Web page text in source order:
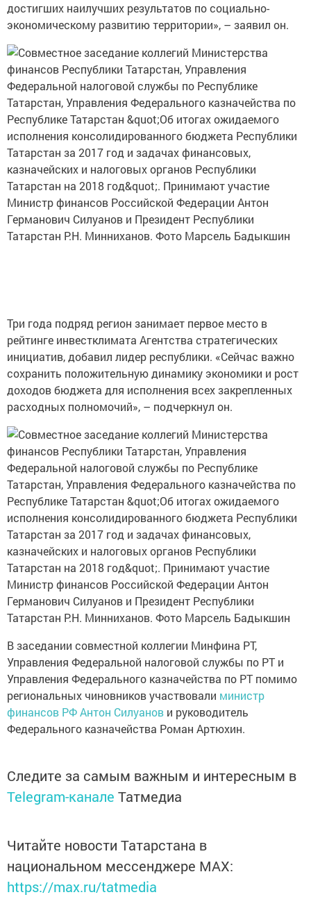
достигших наилучших результатов по социально-
экономическому развитию территории», – заявил он.
Три года подряд регион занимает первое место в
рейтинге инвестклимата Агентства стратегических
инициатив, добавил лидер республики. «Сейчас важно
сохранить положительную динамику экономики и рост
доходов бюджета для исполнения всех закрепленных
расходных полномочий», – подчеркнул он.
В заседании совместной коллегии Минфина РТ,
Управления Федеральной налоговой службы по РТ и
Управления Федерального казначейства по РТ помимо
региональных чиновников участвовали министр
финансов РФ Антон Силуанов и руководитель
Федерального казначейства Роман Артюхин.
Следите за самым важным и интересным в
Telegram-канале Татмедиа
Читайте новости Татарстана в
национальном мессенджере MАХ:
https://max.ru/tatmedia